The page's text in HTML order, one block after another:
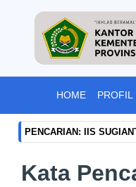
HOME PROFIL
PENCARIAN: IIS
Kata